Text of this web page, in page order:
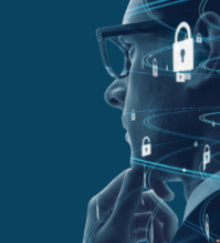
ASSURANCES
Particuliers
ASSURANCES
Entreprises
Obtenir une